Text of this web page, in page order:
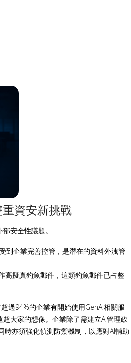
資安新挑戰
安全性議題。
到企業完善控管，是潛在的資料外洩管
高擬真釣魚郵件，這類釣魚郵件已占整
超過94%的企業有開始使用GenAI相關服
大家的想像。企業除了需建立AI管理政
時亦須強化偵測防禦機制，以應對AI輔助